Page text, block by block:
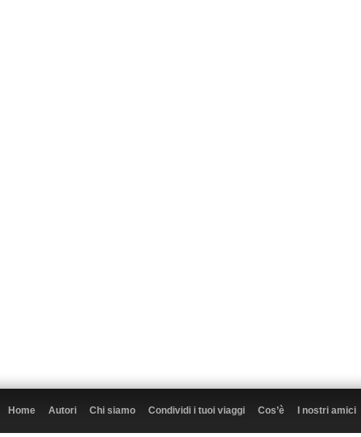
Home Autori Chi siamo Condividi i tuoi viaggi Cos’è I nostri amici